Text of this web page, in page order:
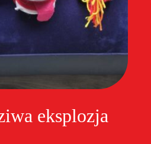
eksplozja